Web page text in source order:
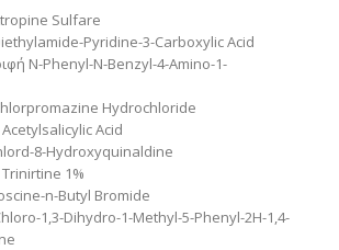
Sulfare
Pyridine-3-Carboxylic Acid
N-Phenyl-N-Benzyl-4-Amino-1-
Hydrochloride
Acetylsalicylic Acid
8-Hydroxyquinaldine
Trinirtine 1%
n-Butyl Bromide
1,3-Dihydro-1-Methyl-5-Phenyl-2H-1,4-